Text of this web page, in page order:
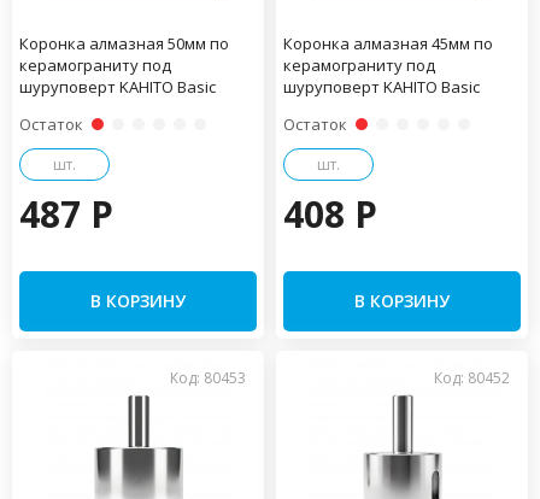
Коронка алмазная 50мм по
керамограниту под
шуруповерт KAHITO Basic
Остаток
шт.
487 P
В КОРЗИНУ
Коронка алмазная 45мм по
керамограниту под
шуруповерт KAHITO Basic
Остаток
шт.
408 P
В КОРЗИНУ
Код: 80453 Код: 80452